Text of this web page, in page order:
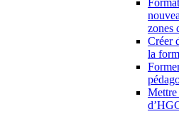
zones
Créer
la
Mettre